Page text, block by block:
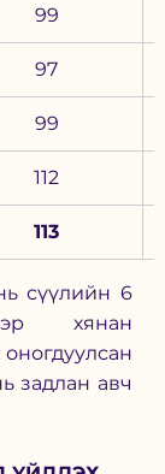
99
97
99
112
113
сүүлийн 6
хянан
задлан авч